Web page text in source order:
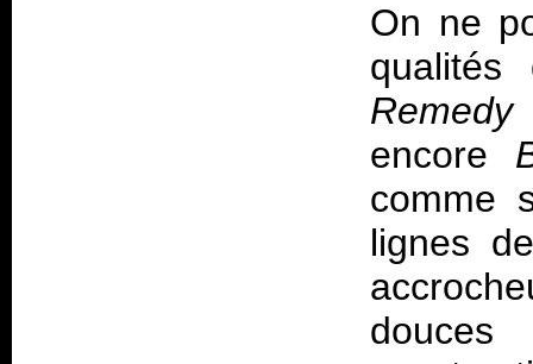
On ne
encore
comme
lignes
douces